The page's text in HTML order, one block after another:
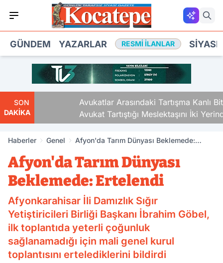
GÜNDEM YAZARLAR RESMI İLANLAR
SON
DAKİKA
Avukatlar Arasındaki Tartışma Kanlı Bitti.
Avukat Tartıştığı Meslektaşını İki Yerinden
Vurdu
Haberler Genel
Afyon'da Tarım Dünyası Beklemede:
Afyon'da Tarım Dünyası
Beklemede: Ertelendi
Afyonkarahisar İli Damızlık Sığır
Yetiştiricileri Birliği Başkanı İbrahim Göbel,
ilk toplantıda yeterli çoğunluk
sağlanamadığı için mali genel kurul
toplantısını ertelediklerini bildirdi